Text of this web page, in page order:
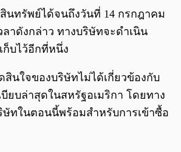
นทรัพย์ได้จนถึงวันที่ 14 กรกฎาคม
ลาดังกล่าว ทางบริษัทจะดำเนิน
ก็บไว้อีกที่หนึ่ง
สินใจของบริษัทไม่ได้เกี่ยวข้องกับ
ยบล่าสุดในสหรัฐอเมริกา โดยทาง
ษัทในตอนนี้พร้อมสำหรับการเข้าซื้อ